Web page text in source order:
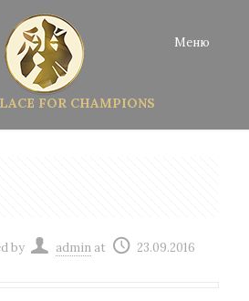
Меню
FOR CHAMPIONS
by admin at 23.09.2016